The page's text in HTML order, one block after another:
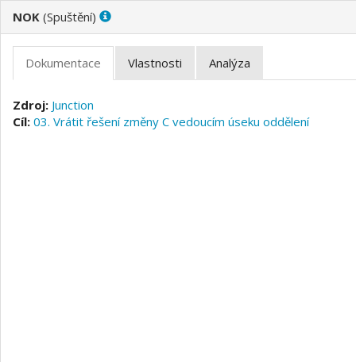
NOK ( )
Junction
03. Vrátit řešení změny C vedoucím úseku oddělení